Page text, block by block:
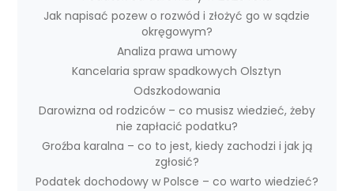
Jak napisać pozew o rozwód i złożyć go w sądzie
okręgowym?
Analiza prawa umowy
Kancelaria spraw spadkowych Olsztyn
Odszkodowania
Darowizna od rodziców – co musisz wiedzieć, żeby
nie zapłacić podatku?
Groźba karalna – co to jest, kiedy zachodzi i jak ją
zgłosić?
Podatek dochodowy w Polsce – co warto wiedzieć?